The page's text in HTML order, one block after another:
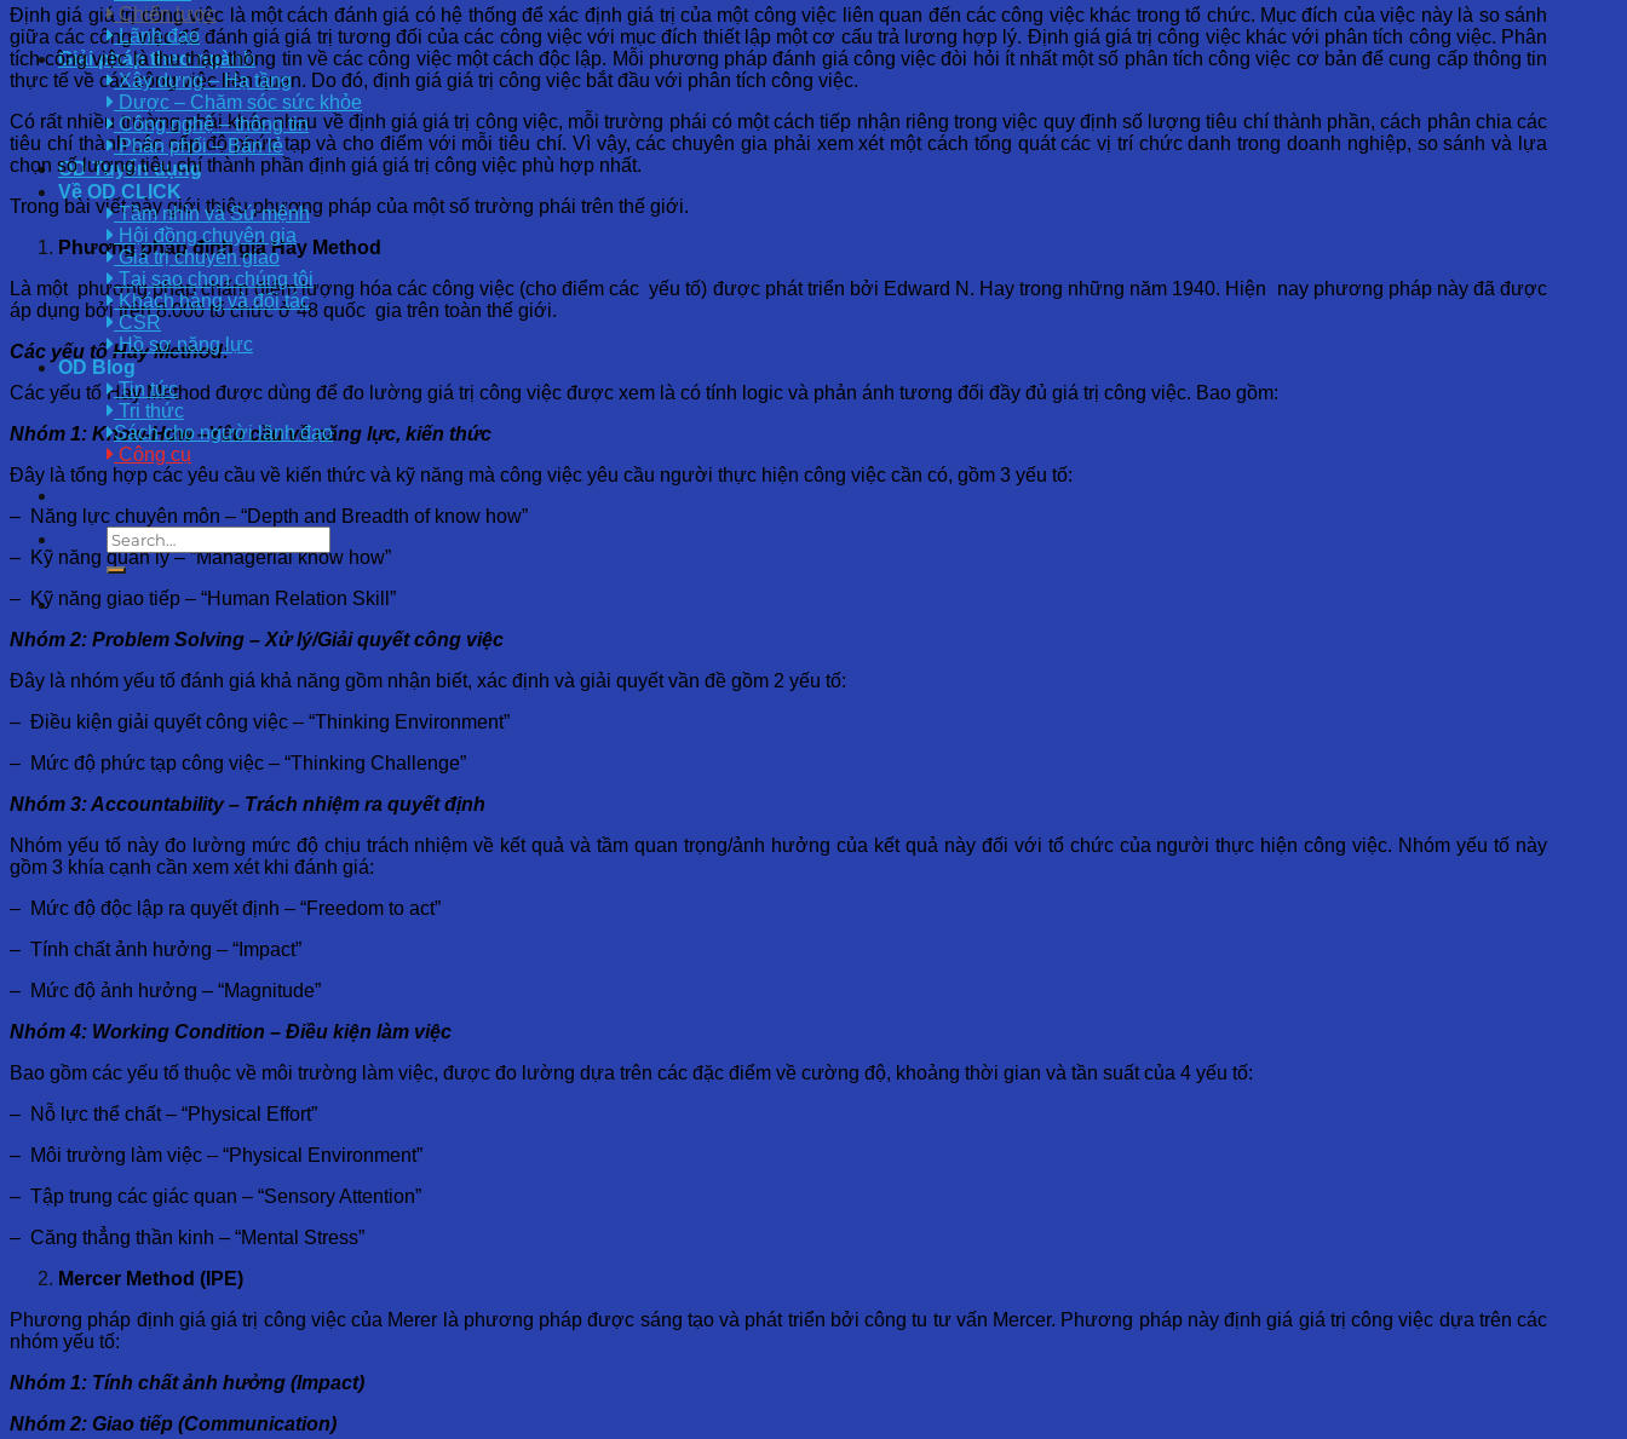
Chiến lược
Lãnh đạo
Giải pháp theo ngành
Xây dựng – Hạ tầng
Dược – Chăm sóc sức khỏe
Công nghệ – thông tin
Phân phối – Bán lẻ
OD Tuyển dụng
Về OD CLICK
Tầm nhìn và Sứ mệnh
Hội đồng chuyên gia
Giá trị chuyển giao
Tại sao chọn chúng tôi
Khách hàng và đối tác
CSR
Hồ sơ năng lực
OD Blog
Tin tức
Tri thức
Sách cho người lãnh đạo
Công cụ
Định giá giá trị công việc là một cách đánh giá có hệ thống để xác định giá trị của một công việc liên quan đến các công việc khác trong tổ chức. Mục đích của việc này là so sánh
giữa các công việc để đánh giá giá trị tương đối của các công việc với mục đích thiết lập một cơ cấu trả lương hợp lý. Định giá giá trị công việc khác với phân tích công việc. Phân
tích công việc là thu thập thông tin về các công việc một cách độc lập. Mỗi phương pháp đánh giá công việc đòi hỏi ít nhất một số phân tích công việc cơ bản để cung cấp thông tin
thực tế về các công việc liên quan. Do đó, định giá giá trị công việc bắt đầu với phân tích công việc.
Có rất nhiều trường phái khác nhau về định giá giá trị công việc, mỗi trường phái có một cách tiếp nhận riêng trong việc quy định số lượng tiêu chí thành phần, cách phân chia các
tiêu chí thành các cấp độ phức tạp và cho điểm với mỗi tiêu chí. Vì vậy, các chuyên gia phải xem xét một cách tổng quát các vị trí chức danh trong doanh nghiệp, so sánh và lựa
chọn số lượng tiêu chí thành phần định giá giá trị công việc phù hợp nhất.
Trong bài viết này giới thiệu phương pháp của một số trường phái trên thế giới.
Phương pháp định giá Hay Method
Là một phương pháp chấm điểm lượng hóa các công việc (cho điểm các yếu tố) được phát triển bởi Edward N. Hay trong những năm 1940. Hiện nay phương pháp này đã được
áp dụng bởi trên 8.000 tổ chức ở 48 quốc gia trên toàn thế giới.
Các yếu tố Hay Method:
Các yếu tố Hay Method được dùng để đo lường giá trị công việc được xem là có tính logic và phản ánh tương đối đầy đủ giá trị công việc. Bao gồm:
Nhóm 1: Know-How –Yêu cầu về năng lực, kiến thức
Đây là tổng hợp các yêu cầu về kiến thức và kỹ năng mà công việc yêu cầu người thực hiện công việc cần có, gồm 3 yếu tố:
– Năng lực chuyên môn – “Depth and Breadth of know how”
– Kỹ năng quản lý – ”Managerial know how”
– Kỹ năng giao tiếp – “Human Relation Skill”
Nhóm 2: Problem Solving – Xử lý/Giải quyết công việc
Đây là nhóm yếu tố đánh giá khả năng gồm nhận biết, xác định và giải quyết vần đề gồm 2 yếu tố:
– Điều kiện giải quyết công việc – “Thinking Environment”
– Mức độ phức tạp công việc – “Thinking Challenge”
Nhóm 3: Accountability – Trách nhiệm ra quyết định
Nhóm yếu tố này đo lường mức độ chịu trách nhiệm về kết quả và tầm quan trọng/ảnh hưởng của kết quả này đối với tổ chức của người thực hiện công việc. Nhóm yếu tố này
gồm 3 khía cạnh cần xem xét khi đánh giá:
– Mức độ độc lập ra quyết định – “Freedom to act”
– Tính chất ảnh hưởng – “Impact”
– Mức độ ảnh hưởng – “Magnitude”
Nhóm 4: Working Condition – Điều kiện làm việc
Bao gồm các yếu tố thuộc về môi trường làm việc, được đo lường dựa trên các đặc điểm về cường độ, khoảng thời gian và tần suất của 4 yếu tố:
– Nỗ lực thể chất – “Physical Effort”
– Môi trường làm việc – “Physical Environment”
– Tập trung các giác quan – “Sensory Attention”
– Căng thẳng thần kinh – “Mental Stress”
Mercer Method (IPE)
Phương pháp định giá giá trị công việc của Merer là phương pháp được sáng tạo và phát triển bởi công tu tư vấn Mercer. Phương pháp này định giá giá trị công việc dựa trên các
nhóm yếu tố:
Nhóm 1: Tính chất ảnh hưởng (Impact)
Nhóm 2: Giao tiếp (Communication)